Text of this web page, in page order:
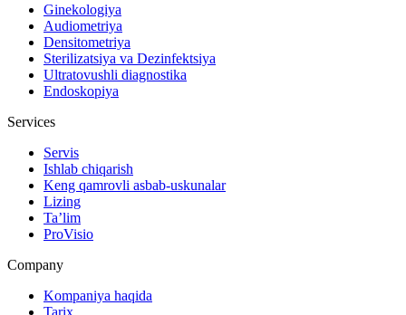
Ginekologiya
Audiometriya
Densitometriya
Sterilizatsiya va Dezinfektsiya
Ultratovushli diagnostika
Endoskopiya
Services
Servis
Ishlab chiqarish
Keng qamrovli asbab-uskunalar
Lizing
Ta’lim
ProVisio
Company
Kompaniya haqida
Tarix